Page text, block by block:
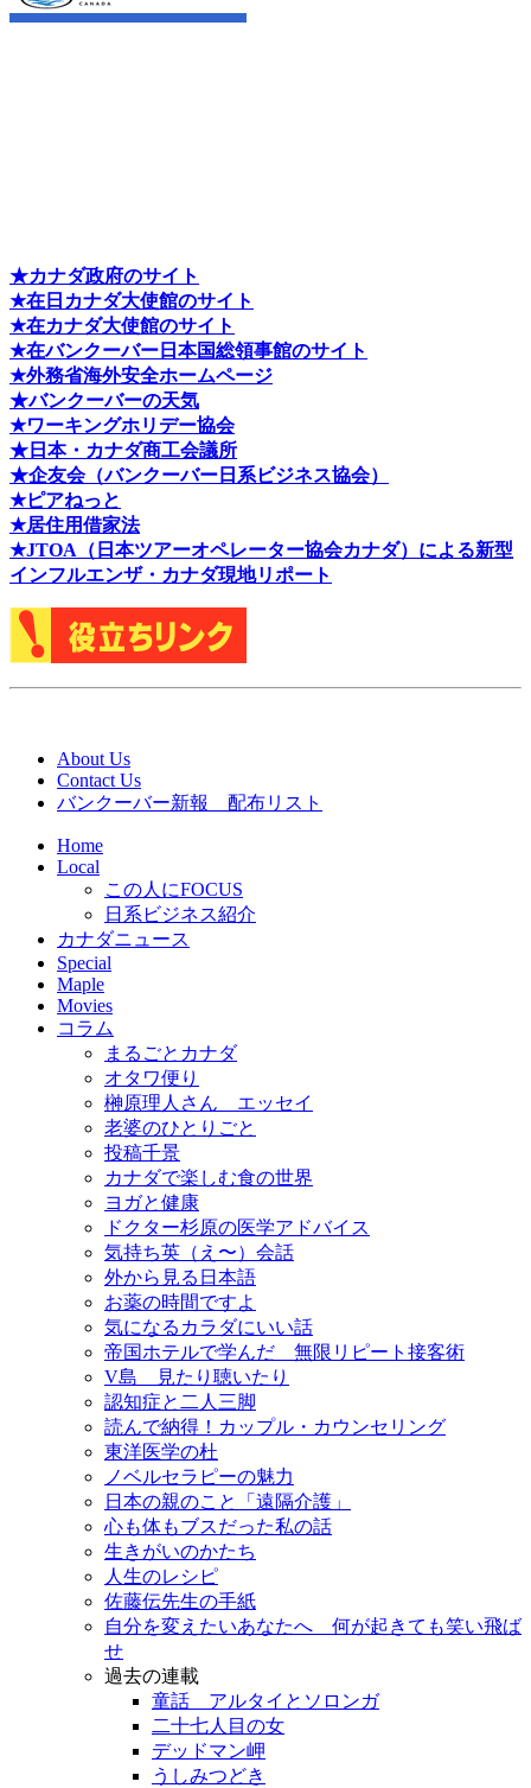
★カナダ政府のサイト
★在日カナダ大使館のサイト
★在カナダ大使館のサイト
★在バンクーバー日本国総領事館のサイト
★外務省海外安全ホームページ
★バンクーバーの天気
★ワーキングホリデー協会
★日本・カナダ商工会議所
★企友会（バンクーバー日系ビジネス協会）
★ピアねっと
★居住用借家法
★JTOA（日本ツアーオペレーター協会カナダ）による新型
インフルエンザ・カナダ現地リポート
About Us
Contact Us
バンクーバー新報 配布リスト
Home
Local
この人にFOCUS
日系ビジネス紹介
カナダニュース
Special
Maple
Movies
コラム
まるごとカナダ
オタワ便り
榊原理人さん エッセイ
老婆のひとりごと
投稿千景
カナダで楽しむ食の世界
ヨガと健康
ドクター杉原の医学アドバイス
気持ち英（え〜）会話
外から見る日本語
お薬の時間ですよ
気になるカラダにいい話
帝国ホテルで学んだ 無限リピート接客術
V島 見たり聴いたり
認知症と二人三脚
読んで納得！カップル・カウンセリング
東洋医学の杜
ノベルセラピーの魅力
日本の親のこと「遠隔介護」
心も体もブスだった私の話
生きがいのかたち
人生のレシピ
佐藤伝先生の手紙
自分を変えたいあなたへ 何が起きても笑い飛ば
せ
過去の連載
童話 アルタイとソロンガ
二十七人目の女
デッドマン岬
うしみつどき